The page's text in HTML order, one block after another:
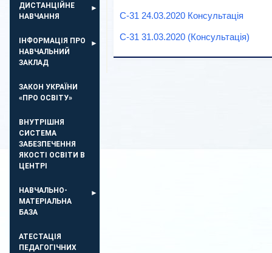
ДИСТАНЦІЙНЕ
НАВЧАННЯ
ІНФОРМАЦІЯ ПРО
НАВЧАЛЬНИЙ
ЗАКЛАД
ЗАКОН УКРАЇНИ
«ПРО ОСВІТУ»
ВНУТРІШНЯ
СИСТЕМА
ЗАБЕЗПЕЧЕННЯ
ЯКОСТІ ОСВІТИ В
ЦЕНТРІ
НАВЧАЛЬНО-
МАТЕРІАЛЬНА
БАЗА
АТЕСТАЦІЯ
ПЕДАГОГІЧНИХ
С-31 24.03.2020 Консультація
С-31 31.03.2020 (Консультація)